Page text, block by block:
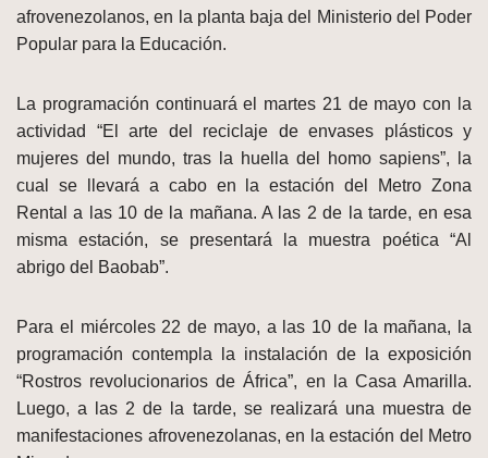
afrovenezolanos, en la planta baja del Ministerio del Poder
Popular para la Educación.
La programación continuará el martes 21 de mayo con la
actividad “El arte del reciclaje de envases plásticos y
mujeres del mundo, tras la huella del homo sapiens”, la
cual se llevará a cabo en la estación del Metro Zona
Rental a las 10 de la mañana. A las 2 de la tarde, en esa
misma estación, se presentará la muestra poética “Al
abrigo del Baobab”.
Para el miércoles 22 de mayo, a las 10 de la mañana, la
programación contempla la instalación de la exposición
“Rostros revolucionarios de África”, en la Casa Amarilla.
Luego, a las 2 de la tarde, se realizará una muestra de
manifestaciones afrovenezolanas, en la estación del Metro